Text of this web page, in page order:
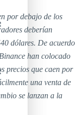
por debajo de los
deberían
dólares. De acuerdo
han colocado
precios que caen por
una venta de
se lanzan a la